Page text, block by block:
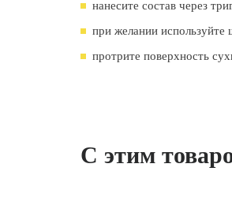
нанесите состав через
при желании используйте
протрите поверхность
С этим